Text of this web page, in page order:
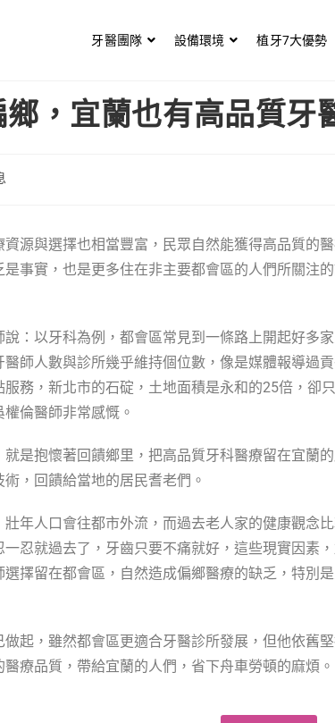
牙醫團隊 設備環境 植牙7大優勢
，宜蘭也有高品質牙
源與選擇也相當豐富，民眾自然能獲得高品質的
事實，也是更多住在非主要都會區的人們所關注
：以牙科為例，都會區常見到一條路上開起好多
師人數與診所幾乎維持個位數，像是媒體報導過
務，新北市的石碇，土地面積是永和的25倍，卻
倫醫師非常感慨。
是抱懷著回饋鄉里，把高品質牙科醫療留在宜蘭
，回饋給當地的居民耆老們。
年人口會往都市外流，而過去老人家的健康觀念
忍就過去了，牙齒只要不痛就好，這些現實因素
擇留在都會區，自然造成偏鄉醫療的缺乏，特別
起，雖然都會區更適合牙醫診所發展，但他依舊
療品質，帶給宜蘭的人們，省下舟車勞頓的麻煩。